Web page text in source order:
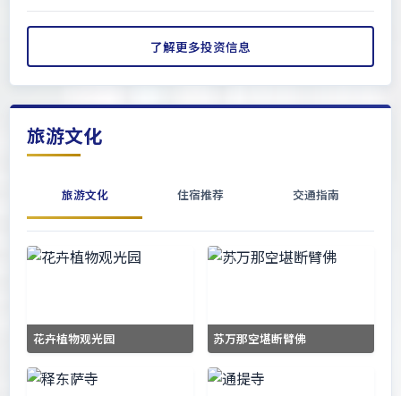
了解更多投资信息
旅游文化
旅游文化 住宿推荐 交通指南
花卉植物观光园 苏万那空堪断臂佛